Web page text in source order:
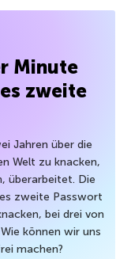
Minute
zweite
Jahren über die
Welt zu knacken,
überarbeitet. Die
zweite Passwort
bei drei von
können wir uns
machen?